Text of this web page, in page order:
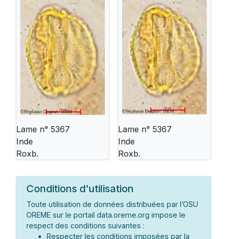
Lame n° 5367
Inde
Roxb.
Lame n° 5367
Inde
Roxb.
Conditions d'utilisation
Toute utilisation de données distribuées par l’OSU
OREME sur le portail data.oreme.org impose le
respect des conditions suivantes :
Respecter les conditions imposées par la